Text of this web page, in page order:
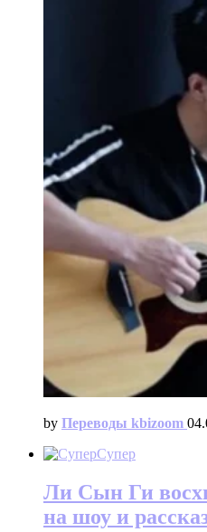
by Переводы kbizoom
Супер
Ли Сын Ги
на шоу и